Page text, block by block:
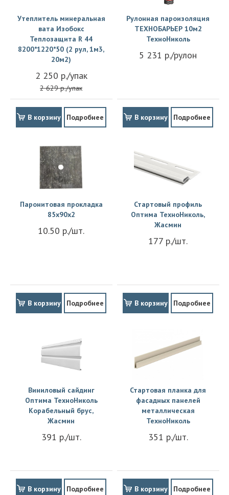
Утеплитель минеральная
вата Изобокс
Теплозащита R 44
8200*1220*50 (2 рул, 1м3,
20м2)
2 250 р./упак
2 629 р./упак
В корзину Подробнее
Рулонная пароизоляция
ТЕХНОБАРЬЕР 10м2
ТехноНиколь
5 231 р./рулон
В корзину Подробнее
Паронитовая прокладка
85x90x2
10.50 р./шт.
В корзину Подробнее
Стартовый профиль
Оптима ТехноНиколь,
Жасмин
177 р./шт.
В корзину Подробнее
Виниловый сайдинг
Оптима ТехноНиколь
Корабельный брус,
Жасмин
391 р./шт.
В корзину Подробнее
Стартовая планка для
фасадных панелей
металлическая
ТехноНиколь
351 р./шт.
В корзину Подробнее